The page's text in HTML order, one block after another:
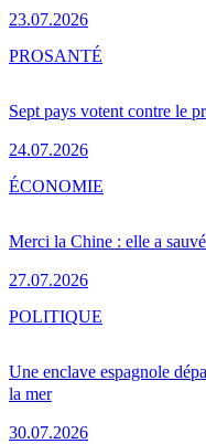
23.07.2026
Sept pays votent contre le
24.07.2026
PROSANTÉ
Merci la Chine : elle a
27.07.2026
ÉCONOMIE
Une enclave espagnole
la mer
30.07.2026
POLITIQUE